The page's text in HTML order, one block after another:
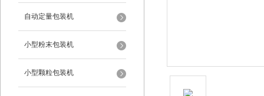
自动定量包装机
小型粉末包装机
小型颗粒包装机